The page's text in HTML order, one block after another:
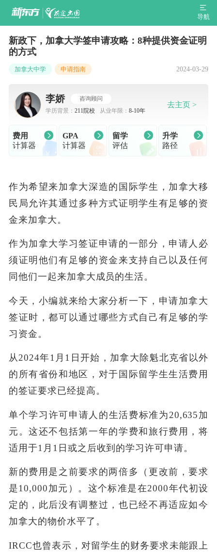
导航
新政下，加拿大学签申请攻略：8种提供资金证明
的方式
加拿大中学 申请指南 2024-03-29
李娇
咨询顾问
学历背景： 211院校 从业年限： 8-10年
去主页 >
费用
计算器
GPA
计算器
留学
评估
升学
路径
作为希望来加拿大深造的国际学生，加拿大移
民局允许其通过多种方式证明学生有足够的资
金来加拿大。
作为加拿大学习签证申请的一部分，申请人必
须证明他们有足够的资金来支持自己以及任何
同他们一起来加拿大成员的生活。
今天，小编就来给大家分析一下，申请加拿大
签证时，都可以通过哪些方式自己有足够的学
习资金。
从2024年1 月 1 日开始，加拿大除魁北克省以外
的所有省份和地区，对于国际留学生生活费用
的签证要求已经提高。
单个学习许可申请人的生活费标准为20,635加
元。这还不包括第一年的学费和旅行费用，将
适用于1 月 1 日或之后收到的学习许可申请。
新的费用是之前要求的两倍多（更改前，要求
是10,000加元）。这个标准是在2000年代初设
定的，此后没有调整过，也已经不再适应如今
加拿大的物价水平了。
IRCC也曾表示，对留学生的财务要求未能跟上